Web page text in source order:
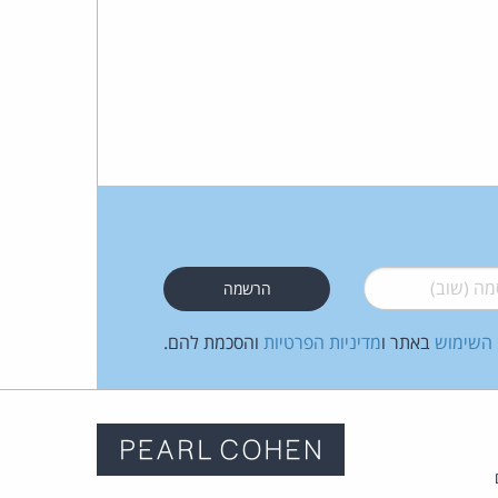
(שוב)*
השימוש באתר ומדיניות הפרטיות והסכמת להם.